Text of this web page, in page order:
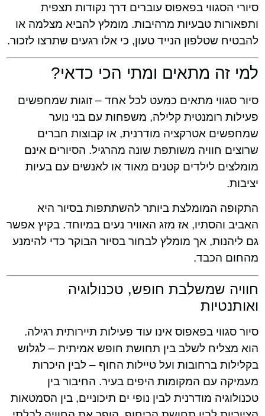
סיורי הסגווי בפאפוס עוברים דרך נקודות תצפית
ותפאורות טבעיות מרהיבות. מומלץ להביא מצלמה או
להבטיח שטלפון הנייד טעון, כי אלו רגעים שתרצו לזכור.
למי זה מתאים ומתי הכי כדאי?
סיור סגווי מתאים כמעט לכל אחד – זוגות שמחפשים
פעילות רומנטית קלילה, משפחות עם בני נוער
שמחפשים אטרקציה מודרנית, או קבוצות חברים
שרוצים חוויה משותפת שונה מהרגיל. הסיורים אינם
מומלצים לילדים קטנים מאוד או לאנשים עם בעיות
יציבות.
התקופה המומלצת ביותר להשתתפות בסיור היא
האביב והסתיו, אז מזג האוויר נעים במיוחד. בקיץ אפשר
גם ליהנות, אך מומלץ לבחור בסיור הבוקר כדי להימנע
מהחום הכבד.
חוויה שמשלבת חופש, טכנולוגיה
ואותנטיות
סיור סגווי בפאפוס אינו עוד פעילות תיירותית רגילה.
הוא מצליח לשלב בין תחושת חופש אמיתית – לגלוש
בקלילות ברחובות ועל טיילות החוף – לבין היכרות
מעמיקה עם המקומות היפים בעיר. החיבור בין
טכנולוגיה מודרנית לבין נופי ים תיכוניים, בין הסמטאות